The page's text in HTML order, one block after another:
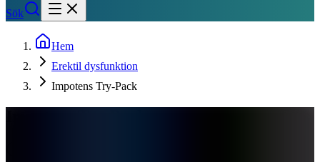
Sök
Hem
Erektil dysfunktion
Impotens Try-Pack